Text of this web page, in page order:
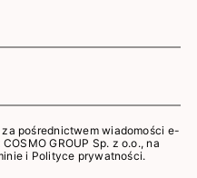
pośrednictwem wiadomości e-
GROUP Sp. z o.o., na
i Polityce prywatności.